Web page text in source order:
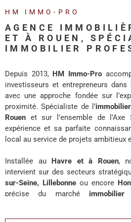
HM IMMO-PRO
AGENCE
ET À ROUEN,
IMMOBILIER
Depuis 2013, HM Immo-Pro
investisseurs et entrepreneurs
avec une approche fondée sur
proximité. Spécialiste de l’
Rouen et sur l’ensemble de l’Axe
expérience et sa parfaite
local au service de projets ambitieux
Installée au Havre et à Rouen,
intervient sur des secteurs
sur-Seine, Lillebonneou encore
précise du marché immobilier